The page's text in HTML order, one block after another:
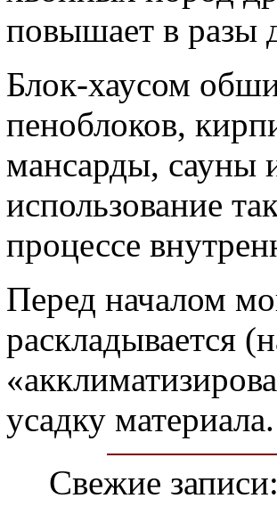
повышает в разы
Блок-хаусом
пеноблоков,
мансарды, сауны
использование
процессе
Перед началом
раскладывается
усадку материала.
Свежие записи: